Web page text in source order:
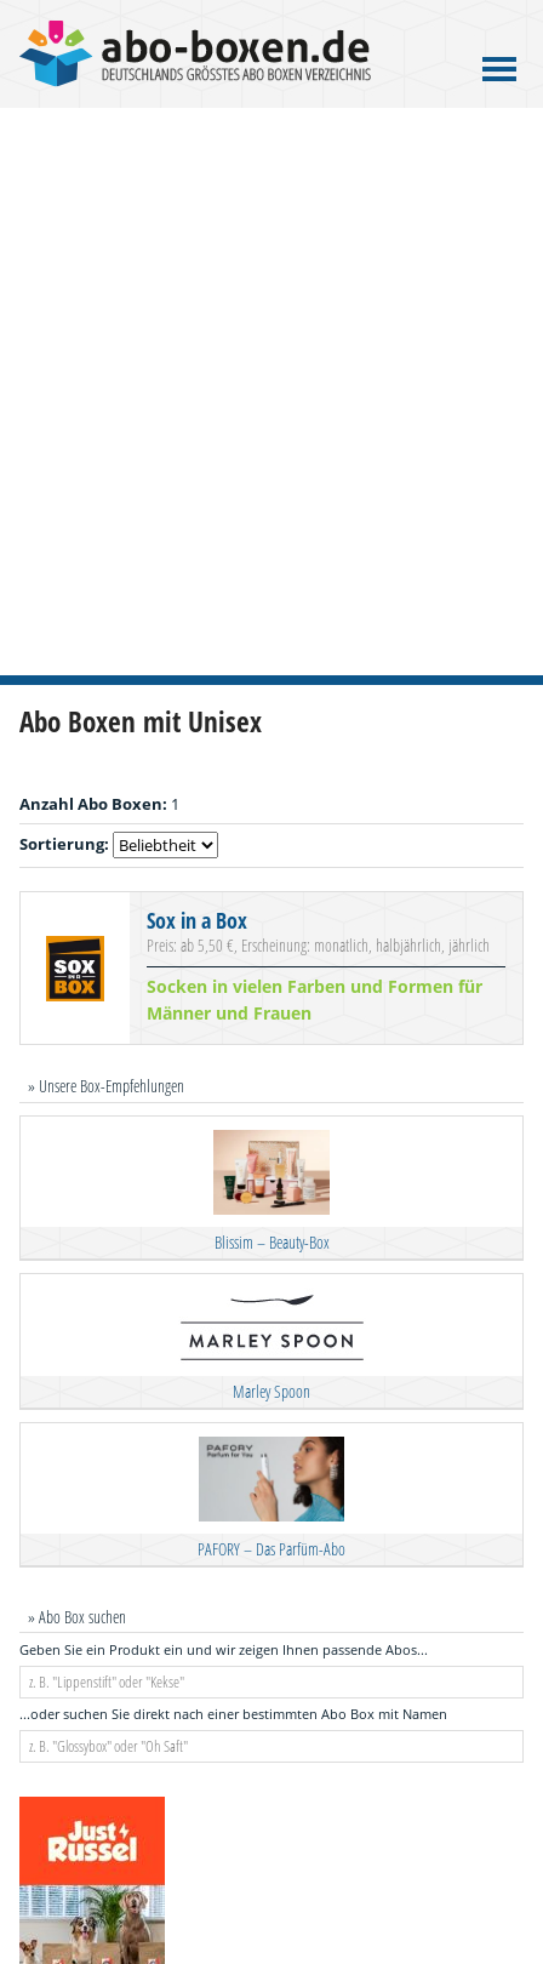
Abo Boxen mit Unisex
Anzahl Abo Boxen: 1
Sortierung:
Sox in a Box
Preis: ab 5,50 €, Erscheinung: monatlich, halbjährlich, jährlich
Socken in vielen Farben und Formen für
Männer und Frauen
» Unsere Box-Empfehlungen
Blissim – Beauty-Box
Marley Spoon
PAFORY – Das Parfüm-Abo
» Abo Box suchen
Geben Sie ein Produkt ein und wir zeigen Ihnen passende Abos...
...oder suchen Sie direkt nach einer bestimmten Abo Box mit Namen